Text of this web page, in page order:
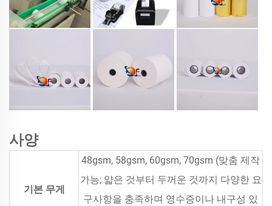
사양
기본 무게
48gsm, 58gsm, 60gsm, 70gsm (맞춤 제작
가능; 얇은 것부터 두꺼운 것까지 다양한 요
구사항을 충족하며 영수증이나 내구성 있